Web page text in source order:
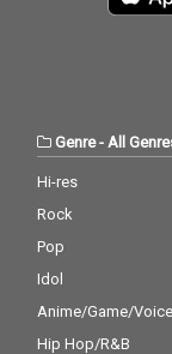
Genre- All
Hi-res
Rock
Pop
Idol
Anime/Game/
Hip Hop/R&B